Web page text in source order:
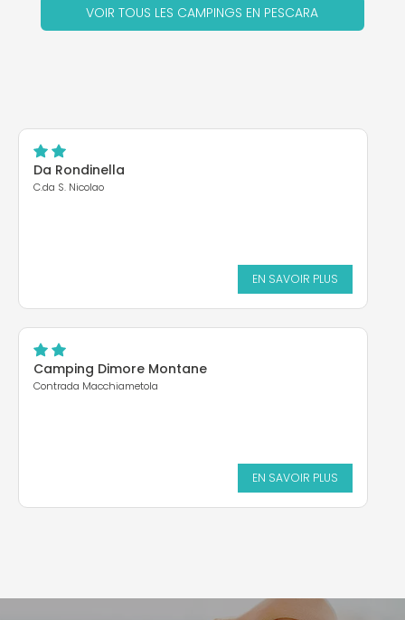
VOIR TOUS LES CAMPINGS EN PESCARA
Da Rondinella
C.da S. Nicolao
EN SAVOIR PLUS
Camping Dimore Montane
Contrada Macchiametola
EN SAVOIR PLUS